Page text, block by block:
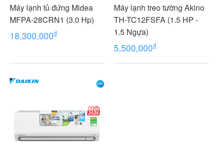
Máy lạnh tủ đứng Midea
MFPA-28CRN1 (3.0 Hp)
18,300,000₫
Máy lạnh treo tường Akino
TH-TC12FSFA (1.5 HP -
1.5 Ngựa)
5,500,000₫